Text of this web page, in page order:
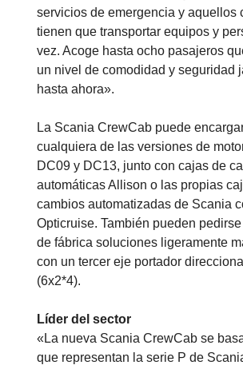
servicios de emergencia y aquellos
tienen que transportar equipos y
vez. Acoge hasta ocho pasajeros
un nivel de comodidad y seguridad
hasta ahora».
La Scania CrewCab puede
cualquiera de las versiones de
DC09 y DC13, junto con cajas de
automáticas Allison o las propias
cambios automatizadas de Scania
Opticruise. También pueden
de fábrica soluciones ligeramente
con un tercer eje portador
(6x2*4).
Líder del sector
«La nueva Scania CrewCab se
que representan la serie P de